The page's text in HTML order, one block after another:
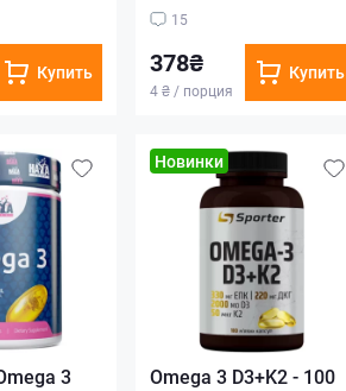
Купить
15
378₴
4 ₴ / порция
Купить
3
Новинки
Omega 3 D3+K2 - 100